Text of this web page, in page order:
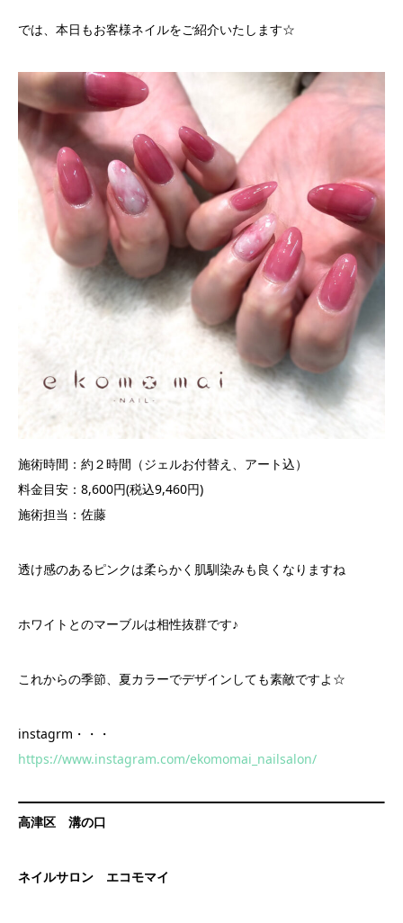
では、本日もお客様ネイルをご紹介いたします☆
施術時間：約２時間（ジェルお付替え、アート込）
料金目安：8,600円(税込9,460円)
施術担当：佐藤
透け感のあるピンクは柔らかく肌馴染みも良くなりますね
ホワイトとのマーブルは相性抜群です♪
これからの季節、夏カラーでデザインしても素敵ですよ☆
instagrm・・・
https://www.instagram.com/ekomomai_nailsalon/
高津区 溝の口
ネイルサロン エコモマイ